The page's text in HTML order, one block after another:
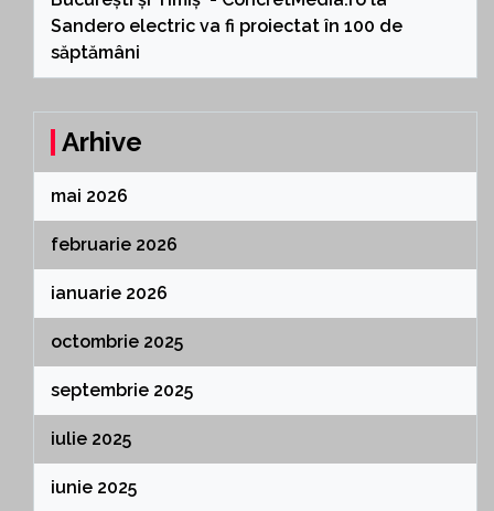
Sandero electric va fi proiectat în 100 de
săptămâni
Arhive
mai 2026
februarie 2026
ianuarie 2026
octombrie 2025
septembrie 2025
iulie 2025
iunie 2025